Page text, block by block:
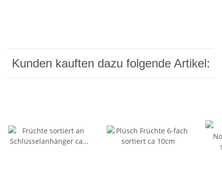
Kunden kauften dazu folgende Artikel: